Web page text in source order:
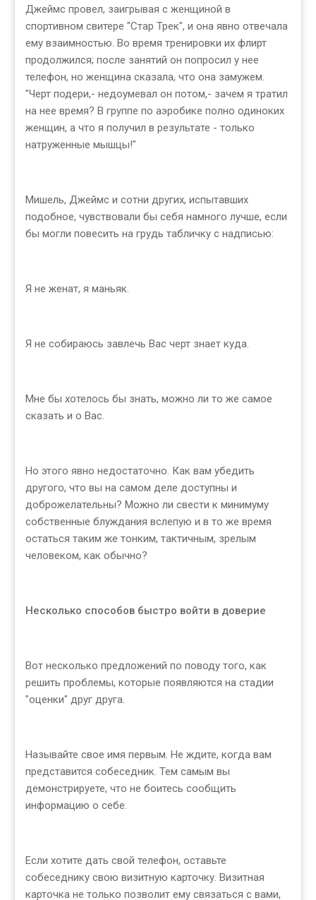
Джеймс провел, заигрывая с женщиной в
спортивном свитере "Стар Трек", и она явно отвечала
ему взаимностью. Во время тренировки их флирт
продолжился; после занятий он попросил у нее
телефон, но женщина сказала, что она замужем.
"Черт подери,- недоумевал он потом,- зачем я тратил
на нее время? В группе по аэробике полно одиноких
женщин, а что я получил в результате - только
натруженные мышцы!"
Мишель, Джеймс и сотни других, испытавших
подобное, чувствовали бы себя намного лучше, если
бы могли повесить на грудь табличку с надписью:
Я не женат, я маньяк.
Я не собираюсь завлечь Вас черт знает куда.
Мне бы хотелось бы знать, можно ли то же самое
сказать и о Вас.
Но этого явно недостаточно. Как вам убедить
другого, что вы на самом деле доступны и
доброжелательны? Можно ли свести к минимуму
собственные блуждания вслепую и в то же время
остаться таким же тонким, тактичным, зрелым
человеком, как обычно?
Несколько способов быстро войти в доверие
Вот несколько предложений по поводу того, как
решить проблемы, которые появляются на стадии
"оценки" друг друга.
Называйте свое имя первым. Не ждите, когда вам
представится собеседник. Тем самым вы
демонстрируете, что не боитесь сообщить
информацию о себе.
Если хотите дать свой телефон, оставьте
собеседнику свою визитную карточку. Визитная
карточка не только позволит ему связаться с вами,